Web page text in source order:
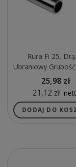
Rura Fi 25,
Ubraniowy
L-3m CHROM
25,98 zł
21,12 zł
DODAJ DO